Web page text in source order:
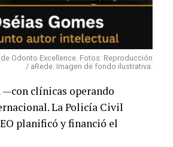
Odonto Excellence. Fotos: Reproducción
/ aRede. Imagen de fondo ilustrativa.
clínicas operando
La Policía Civil
planificó y financió el